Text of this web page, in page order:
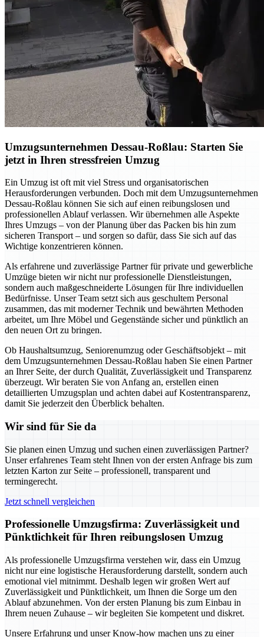
Umzugsunternehmen Dessau-Roßlau: Starten Sie
jetzt in Ihren stressfreien Umzug
Ein Umzug ist oft mit viel Stress und organisatorischen
Herausforderungen verbunden. Doch mit dem Umzugsunternehmen
Dessau-Roßlau können Sie sich auf einen reibungslosen und
professionellen Ablauf verlassen. Wir übernehmen alle Aspekte
Ihres Umzugs – von der Planung über das Packen bis hin zum
sicheren Transport – und sorgen so dafür, dass Sie sich auf das
Wichtige konzentrieren können.
Als erfahrene und zuverlässige Partner für private und gewerbliche
Umzüge bieten wir nicht nur professionelle Dienstleistungen,
sondern auch maßgeschneiderte Lösungen für Ihre individuellen
Bedürfnisse. Unser Team setzt sich aus geschultem Personal
zusammen, das mit moderner Technik und bewährten Methoden
arbeitet, um Ihre Möbel und Gegenstände sicher und pünktlich an
den neuen Ort zu bringen.
Ob Haushaltsumzug, Seniorenumzug oder Geschäftsobjekt – mit
dem Umzugsunternehmen Dessau-Roßlau haben Sie einen Partner
an Ihrer Seite, der durch Qualität, Zuverlässigkeit und Transparenz
überzeugt. Wir beraten Sie von Anfang an, erstellen einen
detaillierten Umzugsplan und achten dabei auf Kostentransparenz,
damit Sie jederzeit den Überblick behalten.
Wir sind für Sie da
Sie planen einen Umzug und suchen einen zuverlässigen Partner?
Unser erfahrenes Team steht Ihnen von der ersten Anfrage bis zum
letzten Karton zur Seite – professionell, transparent und
termingerecht.
Jetzt schnell vergleichen
Professionelle Umzugsfirma: Zuverlässigkeit und
Pünktlichkeit für Ihren reibungslosen Umzug
Als professionelle Umzugsfirma verstehen wir, dass ein Umzug
nicht nur eine logistische Herausforderung darstellt, sondern auch
emotional viel mitnimmt. Deshalb legen wir großen Wert auf
Zuverlässigkeit und Pünktlichkeit, um Ihnen die Sorge um den
Ablauf abzunehmen. Von der ersten Planung bis zum Einbau in
Ihrem neuen Zuhause – wir begleiten Sie kompetent und diskret.
Unsere Erfahrung und unser Know-how machen uns zu einer